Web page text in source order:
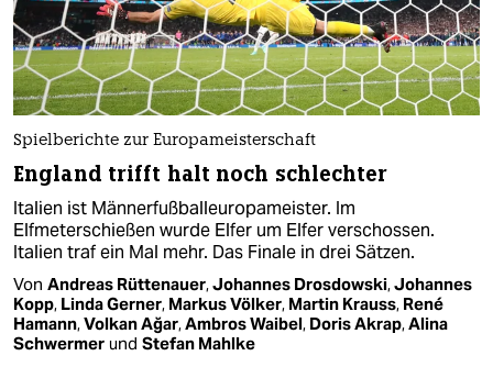
Spielberichte zur Europameisterschaft
England trifft halt noch schlechter
Italien ist Männerfußballeuropameister. Im
Elfmeterschießen wurde Elfer um Elfer verschossen.
Italien traf ein Mal mehr. Das Finale in drei Sätzen.
Von Andreas Rüttenauer,Johannes Drosdowski,Johannes
Kopp, Linda Gerner, Markus Völker, Martin Krauss, René
Hamann,Volkan Ağar,Ambros Waibel, Doris Akrap,Alina
Schwermer und Stefan Mahlke